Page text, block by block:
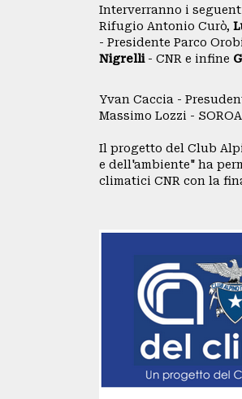
OPERATIVE
CENTRALE
BIBLIOTECA
BACHECA
INSERZIONI
PUBBLICITARIE
PICCOLI
Interverranno i
Rifugio Antonio Curò,
- Presidente Parco
Nigrelli- CNR e infine
Yvan Caccia -
Massimo Lozzi -
Il progetto del Club
e dell'ambiente" ha
climatici CNR con la